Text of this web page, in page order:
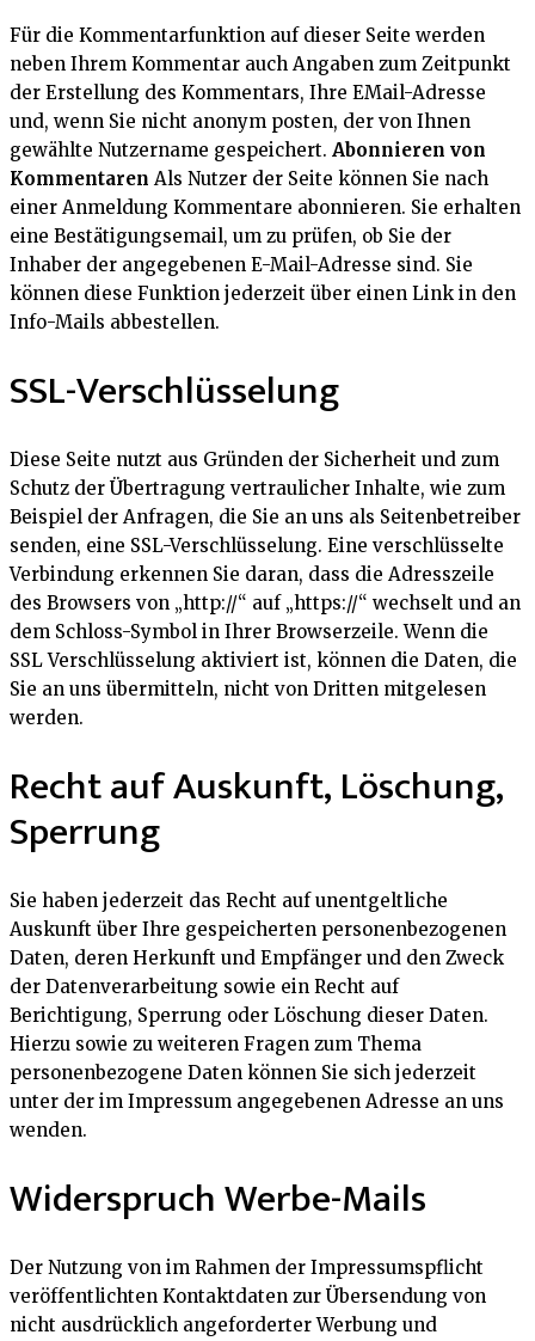
Für die Kommentarfunktion auf dieser Seite werden
neben Ihrem Kommentar auch Angaben zum Zeitpunkt
der Erstellung des Kommentars, Ihre EMail-Adresse
und, wenn Sie nicht anonym posten, der von Ihnen
gewählte Nutzername gespeichert. Abonnieren von
Kommentaren Als Nutzer der Seite können Sie nach
einer Anmeldung Kommentare abonnieren. Sie erhalten
eine Bestätigungsemail, um zu prüfen, ob Sie der
Inhaber der angegebenen E-Mail-Adresse sind. Sie
können diese Funktion jederzeit über einen Link in den
Info-Mails abbestellen.
SSL-Verschlüsselung
Diese Seite nutzt aus Gründen der Sicherheit und zum
Schutz der Übertragung vertraulicher Inhalte, wie zum
Beispiel der Anfragen, die Sie an uns als Seitenbetreiber
senden, eine SSL-Verschlüsselung. Eine verschlüsselte
Verbindung erkennen Sie daran, dass die Adresszeile
des Browsers von „http://“ auf „https://“ wechselt und an
dem Schloss-Symbol in Ihrer Browserzeile. Wenn die
SSL Verschlüsselung aktiviert ist, können die Daten, die
Sie an uns übermitteln, nicht von Dritten mitgelesen
werden.
Recht auf Auskunft, Löschung,
Sperrung
Sie haben jederzeit das Recht auf unentgeltliche
Auskunft über Ihre gespeicherten personenbezogenen
Daten, deren Herkunft und Empfänger und den Zweck
der Datenverarbeitung sowie ein Recht auf
Berichtigung, Sperrung oder Löschung dieser Daten.
Hierzu sowie zu weiteren Fragen zum Thema
personenbezogene Daten können Sie sich jederzeit
unter der im Impressum angegebenen Adresse an uns
wenden.
Widerspruch Werbe-Mails
Der Nutzung von im Rahmen der Impressumspflicht
veröffentlichten Kontaktdaten zur Übersendung von
nicht ausdrücklich angeforderter Werbung und